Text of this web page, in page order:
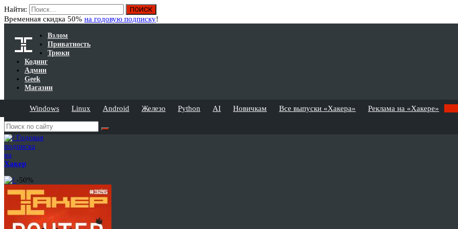
Найти:
Временная скидка 50% на годовую подписку!
Взлом
Приватность
Трюки
Кодинг
Админ
Geek
Магазин
Windows Linux Android Железо Python AI Новичкам Все выпуски «Хакера» Реклама на «Хакере»
Годовая
подписка
на
Хакер
-50%